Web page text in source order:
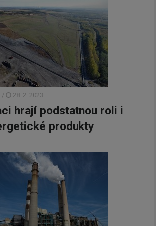
/ 28. 2. 2023
hrají podstatnou roli i
produkty